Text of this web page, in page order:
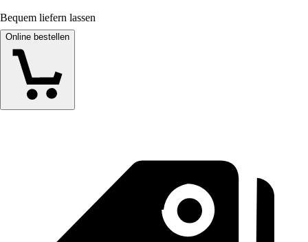
Bequem liefern lassen
Online bestellen